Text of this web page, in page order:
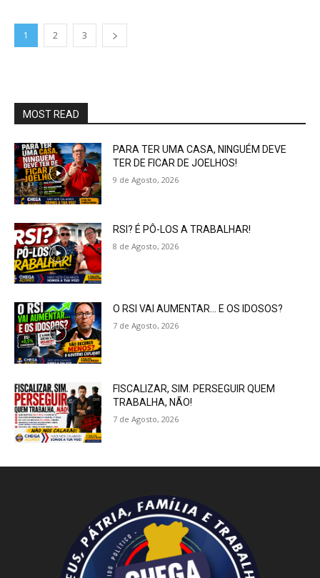
1 2 3
MOST READ
PARA TER UMA CASA, NINGUÉM DEVE
TER DE FICAR DE JOELHOS!
9 de Agosto, 2026
RSI? É PÔ-LOS A TRABALHAR!
8 de Agosto, 2026
O RSI VAI AUMENTAR… E OS IDOSOS?
7 de Agosto, 2026
FISCALIZAR, SIM. PERSEGUIR QUEM
TRABALHA, NÃO!
7 de Agosto, 2026